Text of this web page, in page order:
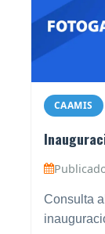
CAAMIS
Consulta